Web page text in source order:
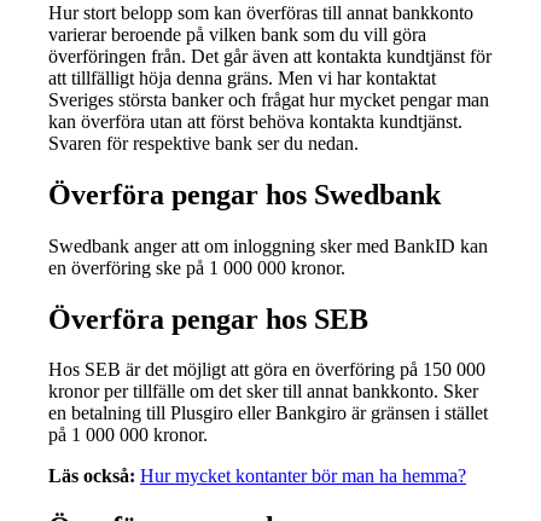
Hur stort belopp som kan överföras till annat bankkonto
varierar beroende på vilken bank som du vill göra
överföringen från. Det går även att kontakta kundtjänst för
att tillfälligt höja denna gräns. Men vi har kontaktat
Sveriges största banker och frågat hur mycket pengar man
kan överföra utan att först behöva kontakta kundtjänst.
Svaren för respektive bank ser du nedan.
Överföra pengar hos Swedbank
Swedbank anger att om inloggning sker med BankID kan
en överföring ske på 1 000 000 kronor.
Överföra pengar hos SEB
Hos SEB är det möjligt att göra en överföring på 150 000
kronor per tillfälle om det sker till annat bankkonto. Sker
en betalning till Plusgiro eller Bankgiro är gränsen i stället
på 1 000 000 kronor.
Läs också: Hur mycket kontanter bör man ha hemma?